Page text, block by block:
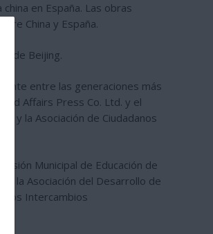
en España. Las obras
China y España.
de Beijing.
entre las generaciones más
Affairs Press Co. Ltd. y el
y la Asociación de Ciudadanos
Municipal de Educación de
la Asociación del Desarrollo de
los Intercambios